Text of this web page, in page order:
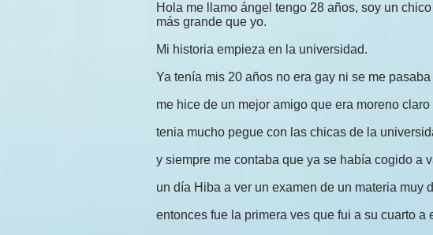
Hola me llamo ángel tengo 28 años, soy un
más grande que yo.
Mi historia empieza en la universidad.
Ya tenía mis 20 años no era gay ni se me
me hice de un mejor amigo que era moreno
tenia mucho pegue con las chicas de la
y siempre me contaba que ya se había cogido a
un día Hiba a ver un examen de un materia muy
entonces fue la primera ves que fui a su cuarto a